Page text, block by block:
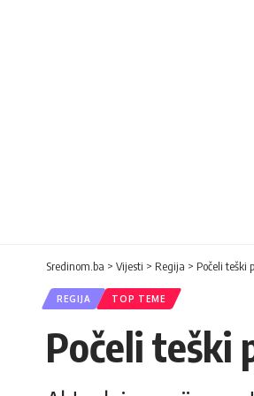
Sredinom.ba > Vijesti > Regija > Počeli teški
REGIJA TOP TEME
Počeli teški